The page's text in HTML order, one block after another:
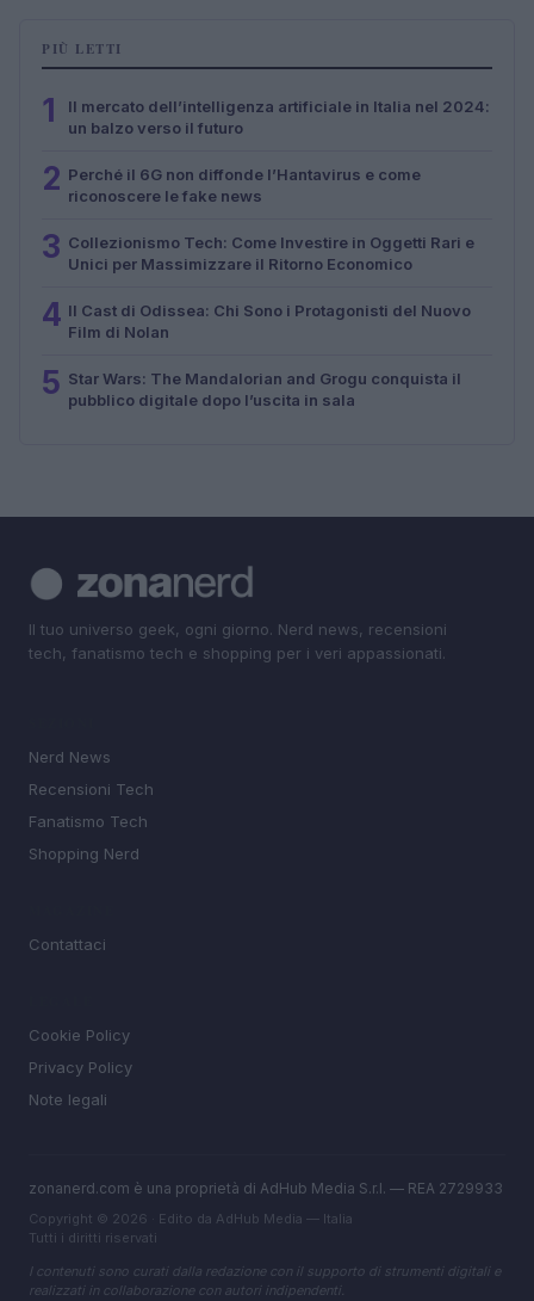
PIÙ LETTI
1
Il mercato dell’intelligenza artificiale in Italia nel 2024:
un balzo verso il futuro
2 Perché il 6G non diffonde l’Hantavirus e come
riconoscere le fake news
3 Collezionismo Tech: Come Investire in Oggetti Rari e
Unici per Massimizzare il Ritorno Economico
4 Il Cast di Odissea: Chi Sono i Protagonisti del Nuovo
Film di Nolan
5 Star Wars: The Mandalorian and Grogu conquista il
pubblico digitale dopo l’uscita in sala
Il tuo universo geek, ogni giorno. Nerd news, recensioni
tech, fanatismo tech e shopping per i veri appassionati.
Nerd News
Recensioni Tech
Fanatismo Tech
Shopping Nerd
Contattaci
Cookie Policy
Privacy Policy
Note legali
zonanerd.com è una proprietà di AdHub Media S.r.l. — REA 2729933
Copyright © 2026 · Edito da AdHub Media — Italia
Tutti i diritti riservati
I contenuti sono curati dalla redazione con il supporto di strumenti digitali e
realizzati in collaborazione con autori indipendenti.